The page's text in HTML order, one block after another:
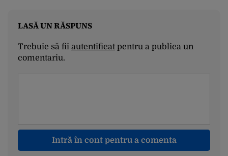
LASĂ UN RĂSPUNS
Trebuie să fii autentificatpentru a publica un
comentariu.
Intră în cont pentru a comenta